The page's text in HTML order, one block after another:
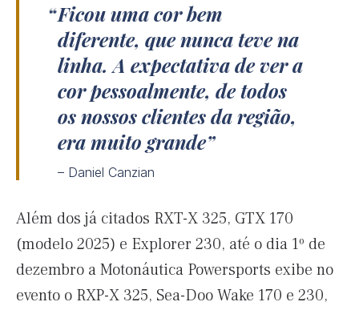
Ficou uma cor bem
diferente, que nunca teve na
linha. A expectativa de ver a
cor pessoalmente, de todos
os nossos clientes da região,
era muito grande
– Daniel Canzian
Além dos já citados RXT-X 325, GTX 170
(modelo 2025) e Explorer 230, até o dia 1º de
dezembro a Motonáutica Powersports exibe no
evento o RXP-X 325, Sea-Doo Wake 170 e 230,